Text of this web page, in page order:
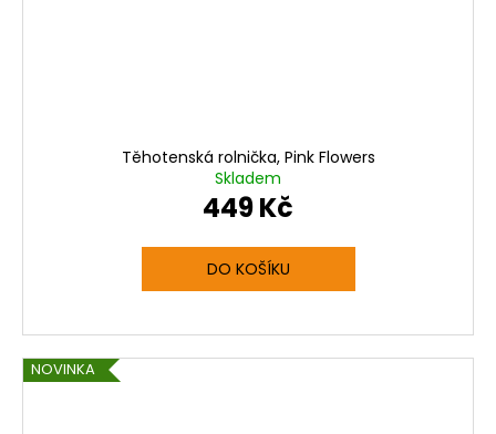
Těhotenská rolnička, Pink Flowers
Skladem
449 Kč
DO KOŠÍKU
NOVINKA